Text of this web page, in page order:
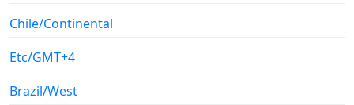
Chile/Continental
Etc/GMT+4
Brazil/West